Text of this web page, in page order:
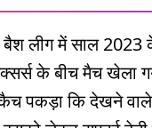
लीग में साल 2023
के बीच मैच
पकड़ा कि देखने वाले